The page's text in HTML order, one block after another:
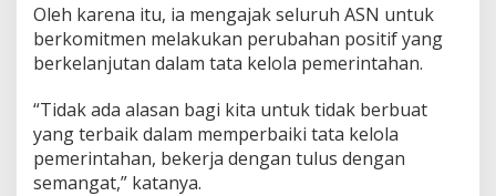
Oleh karena itu, ia mengajak seluruh ASN untuk
berkomitmen melakukan perubahan positif yang
berkelanjutan dalam tata kelola pemerintahan.
“Tidak ada alasan bagi kita untuk tidak berbuat
yang terbaik dalam memperbaiki tata kelola
pemerintahan, bekerja dengan tulus dengan
semangat,” katanya.